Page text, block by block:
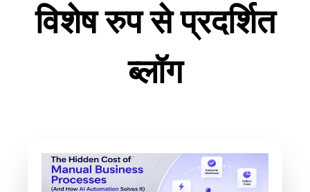
विशेष रुप से प्रदर्शित
ब्लॉग